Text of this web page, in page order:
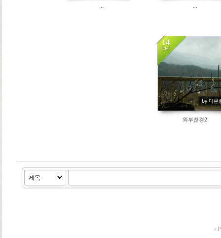
... ...
14
DEC
by 다본
2189
외부전경2
‹